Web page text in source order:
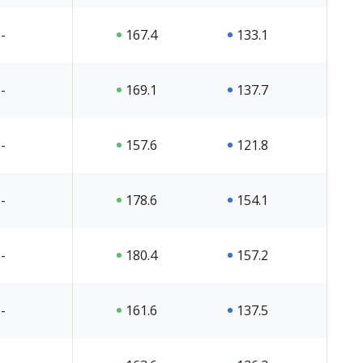
- 167.4 133.1
- 169.1 137.7
- 157.6 121.8
- 178.6 154.1
- 180.4 157.2
- 161.6 137.5